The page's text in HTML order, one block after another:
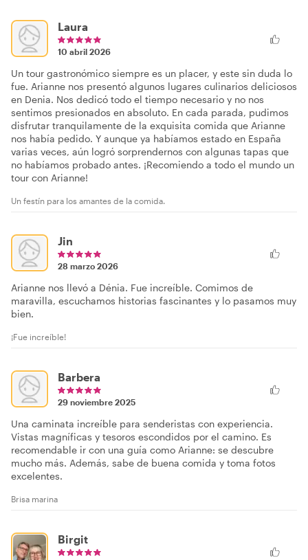
Laura
10 abril 2026
Un tour gastronómico siempre es un placer, y este sin duda lo
fue. Arianne nos presentó algunos lugares culinarios deliciosos
en Denia. Nos dedicó todo el tiempo necesario y no nos
sentimos presionados en absoluto. En cada parada, pudimos
disfrutar tranquilamente de la exquisita comida que Arianne
nos había pedido. Y aunque ya habíamos estado en España
varias veces, aún logró sorprendernos con algunas tapas que
no habíamos probado antes. ¡Recomiendo a todo el mundo un
tour con Arianne!
Un festín para los amantes de la comida.
Jin
28 marzo 2026
Arianne nos llevó a Dénia. Fue increíble. Comimos de
maravilla, escuchamos historias fascinantes y lo pasamos muy
bien.
¡Fue increíble!
Barbera
29 noviembre 2025
Una caminata increíble para senderistas con experiencia.
Vistas magníficas y tesoros escondidos por el camino. Es
recomendable ir con una guía como Arianne: se descubre
mucho más. Además, sabe de buena comida y toma fotos
excelentes.
Brisa marina
Birgit